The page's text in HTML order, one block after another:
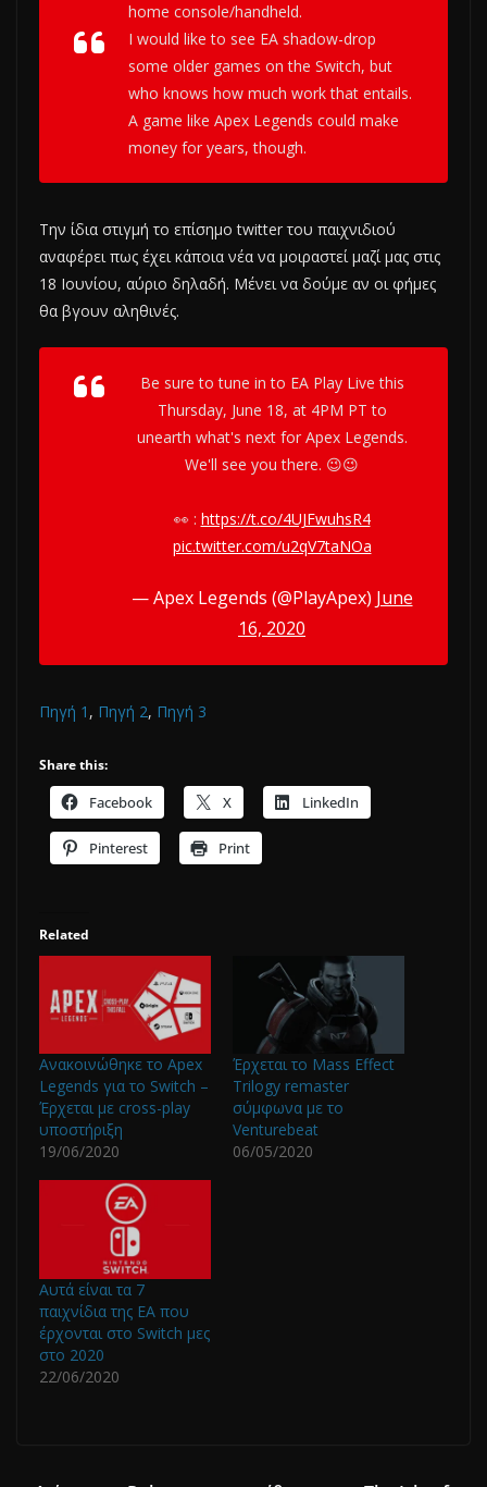
home console/handheld.
I would like to see EA shadow-drop
some older games on the Switch, but
who knows how much work that entails.
A game like Apex Legends could make
money for years, though.
Την ίδια στιγμή το επίσημο twitter του παιχνιδιού
αναφέρει πως έχει κάποια νέα να μοιραστεί μαζί μας στις
18 Ιουνίου, αύριο δηλαδή. Μένει να δούμε αν οι φήμες
θα βγουν αληθινές.
Be sure to tune in to EA Play Live this
Thursday, June 18, at 4PM PT to
unearth what's next for Apex Legends.
We'll see you there. 😉😉
👀 : https://t.co/4UJFwuhsR4
pic.twitter.com/u2qV7taNOa
— Apex Legends (@PlayApex) June
16, 2020
Πηγή 1 , Πηγή 2, Πηγή 3
Share this:
Facebook X LinkedIn
Pinterest Print
Related
Ανακοινώθηκε το Apex
Legends για το Switch –
Έρχεται με cross-play
υποστήριξη
19/06/2020
Έρχεται το Mass Effect
Trilogy remaster
σύμφωνα με το
Venturebeat
06/05/2020
Αυτά είναι τα 7
παιχνίδια της EA που
έρχονται στο Switch μες
στο 2020
22/06/2020